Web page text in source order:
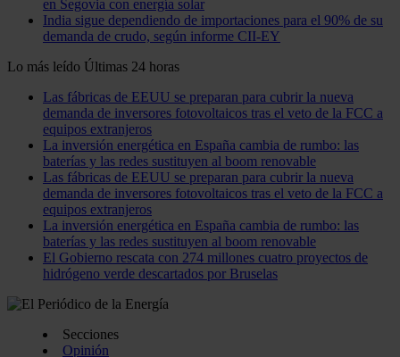
en Segovia con energía solar
India sigue dependiendo de importaciones para el 90% de su
demanda de crudo, según informe CII-EY
Lo más leído Últimas 24 horas
Las fábricas de EEUU se preparan para cubrir la nueva
demanda de inversores fotovoltaicos tras el veto de la FCC a
equipos extranjeros
La inversión energética en España cambia de rumbo: las
baterías y las redes sustituyen al boom renovable
Las fábricas de EEUU se preparan para cubrir la nueva
demanda de inversores fotovoltaicos tras el veto de la FCC a
equipos extranjeros
La inversión energética en España cambia de rumbo: las
baterías y las redes sustituyen al boom renovable
El Gobierno rescata con 274 millones cuatro proyectos de
hidrógeno verde descartados por Bruselas
Secciones
Opinión